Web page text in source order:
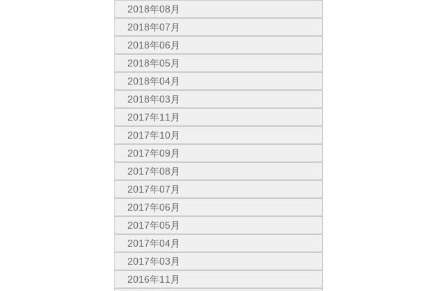
2018年08月
2018年07月
2018年06月
2018年05月
2018年04月
2018年03月
2017年11月
2017年10月
2017年09月
2017年08月
2017年07月
2017年06月
2017年05月
2017年04月
2017年03月
2016年11月